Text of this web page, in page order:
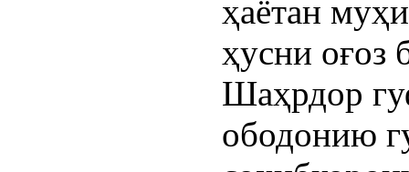
ҳаётан
ҳусни оғоз
Шаҳрдор
ободонию